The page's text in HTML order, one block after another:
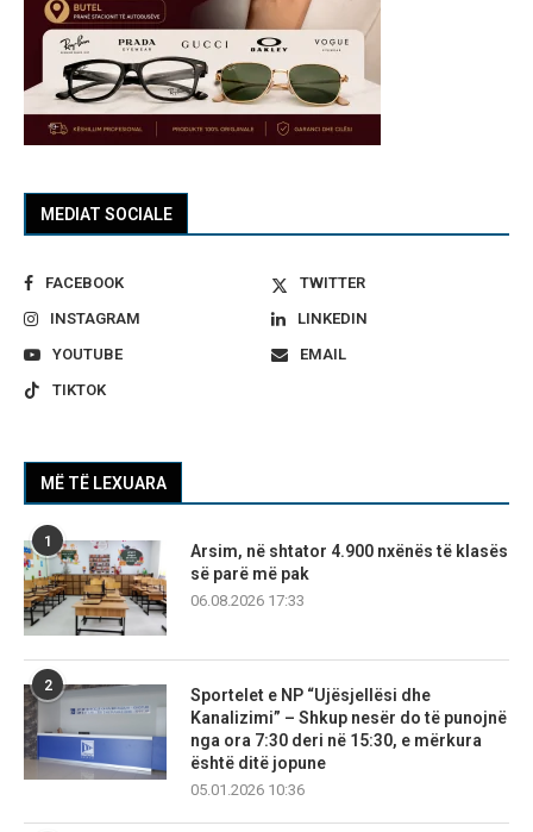
MEDIAT SOCIALE
FACEBOOK
TWITTER
INSTAGRAM
LINKEDIN
YOUTUBE
EMAIL
TIKTOK
MË TË LEXUARA
1
Arsim, në shtator 4.900 nxënës të klasës
së parë më pak
06.08.2026 17:33
2
Sportelet e NP “Ujësjellësi dhe
Kanalizimi” – Shkup nesër do të punojnë
nga ora 7:30 deri në 15:30, e mërkura
është ditë jopune
05.01.2026 10:36